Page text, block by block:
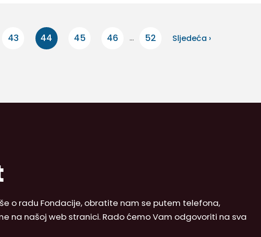
43 44 45 46 ... 52 Sljedeća ›
o radu Fondacije, obratite nam se putem telefona,
na našoj web stranici. Rado ćemo Vam odgovoriti na sva